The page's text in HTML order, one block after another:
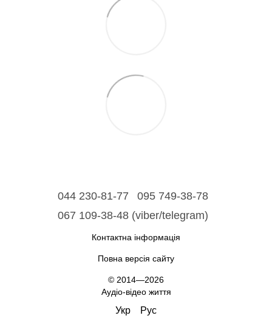
044 230-81-77
095 749-38-78
067 109-38-48 (viber/telegram)
Контактна інформація
Повна версія сайту
© 2014—2026
Аудіо-відео життя
Укр Рус